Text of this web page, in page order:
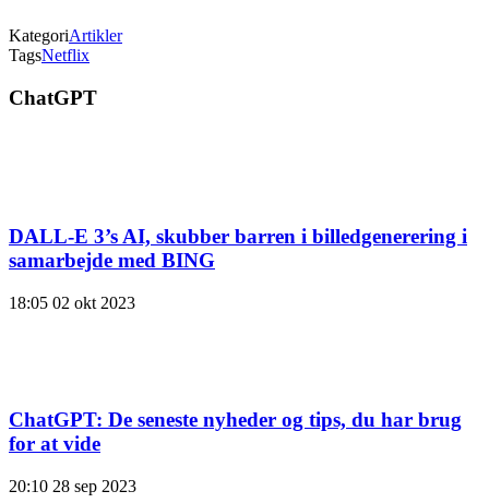
KategoriArtikler
TagsNetflix
ChatGPT
DALL-E 3’s AI, skubber barren i billedgenerering i
samarbejde med BING
18:05 02 okt 2023
ChatGPT: De seneste nyheder og tips, du har brug
for at vide
20:10 28 sep 2023